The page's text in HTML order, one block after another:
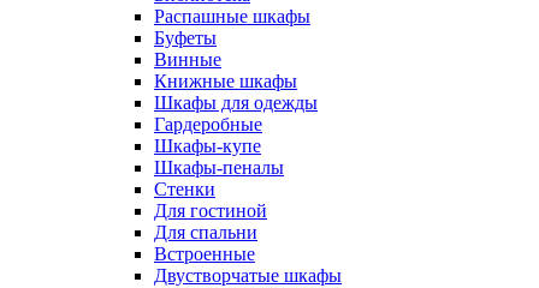
Распашные шкафы
Буфеты
Винные
Книжные шкафы
Шкафы для одежды
Гардеробные
Шкафы-купе
Шкафы-пеналы
Стенки
Для гостиной
Для спальни
Встроенные
Двустворчатые шкафы